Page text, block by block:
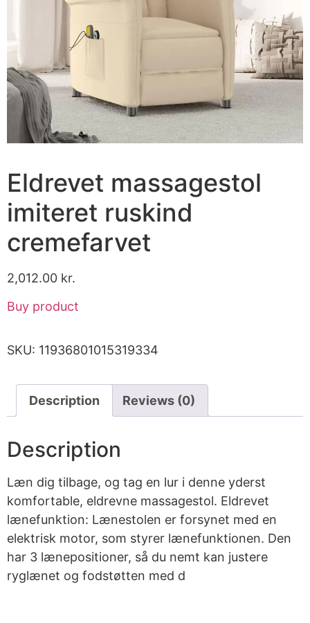
Eldrevet massagestol
imiteret ruskind
cremefarvet
2,012.00 kr.
Buy product
SKU: 11936801015319334
Description Reviews (0)
Description
Læn dig tilbage, og tag en lur i denne yderst
komfortable, eldrevne massagestol. Eldrevet
lænefunktion: Lænestolen er forsynet med en
elektrisk motor, som styrer lænefunktionen. Den
har 3 lænepositioner, så du nemt kan justere
ryglænet og fodstøtten med d